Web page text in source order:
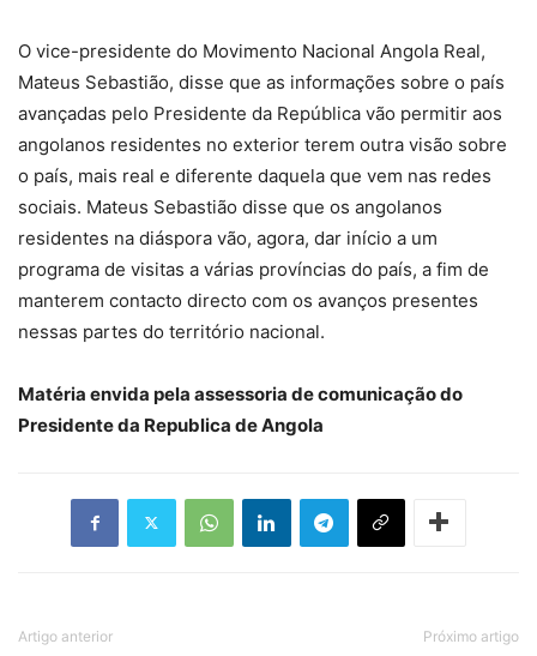
O vice-presidente do Movimento Nacional Angola Real,
Mateus Sebastião, disse que as informações sobre o país
avançadas pelo Presidente da República vão permitir aos
angolanos residentes no exterior terem outra visão sobre
o país, mais real e diferente daquela que vem nas redes
sociais. Mateus Sebastião disse que os angolanos
residentes na diáspora vão, agora, dar início a um
programa de visitas a várias províncias do país, a fim de
manterem contacto directo com os avanços presentes
nessas partes do território nacional.
Matéria envida pela assessoria de comunicação do
Presidente da Republica de Angola
Artigo anterior Próximo artigo